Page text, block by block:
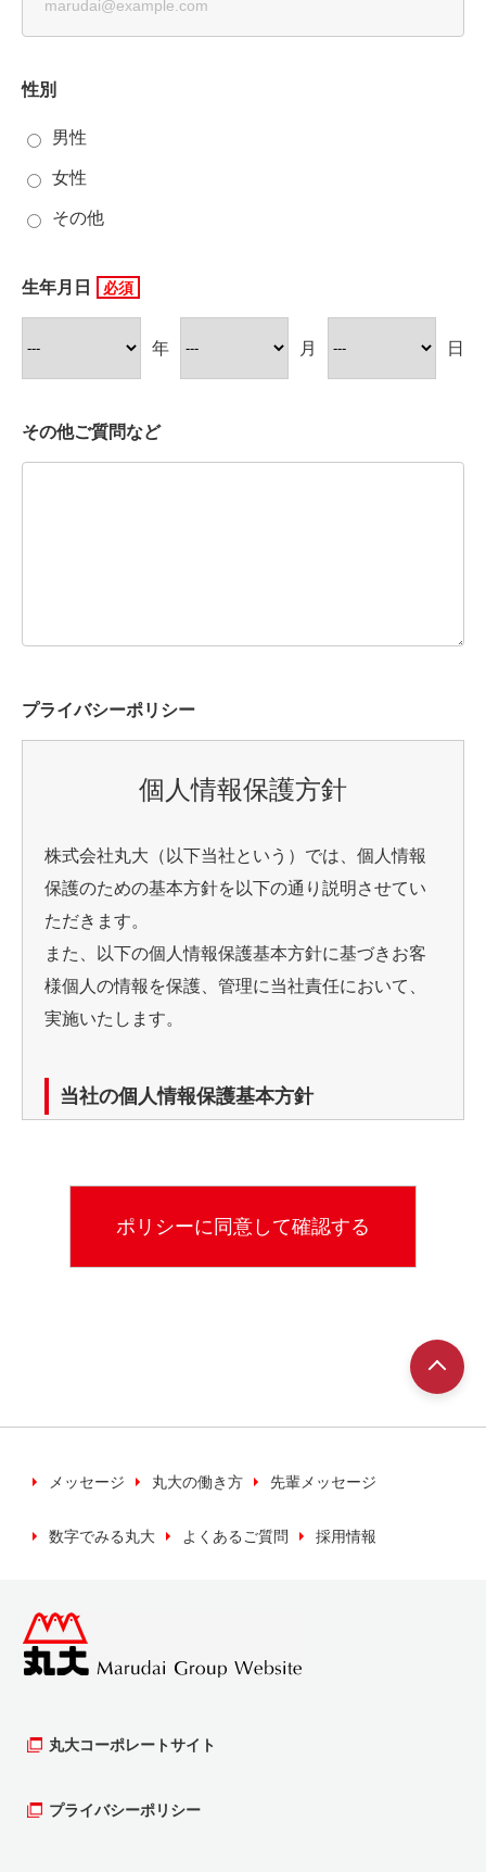
性別
男性
女性
その他
生年月日
年 月 日
その他ご質問など
プライバシーポリシー
個人情報保護方針
株式会社丸大（以下当社という）では、個人情報
保護のための基本方針を以下の通り説明させてい
ただきます。
また、以下の個人情報保護基本方針に基づきお客
様個人の情報を保護、管理に当社責任において、
実施いたします。
当社の個人情報保護基本方針
※お客様からのお問い合わせなど、当社が対応して
す。
当社では、お客様の個人情報について、正当な
への提供は行いません。
個人情報の保管について
新の情報を保ち、安全かつ適切に管理するよう
者のもと保護、管理を行います。
メッセージ 丸大の働き方 先輩メッセージ
数字でみる丸大 よくあるご質問 採用情報
丸大コーポレートサイト
プライバシーポリシー